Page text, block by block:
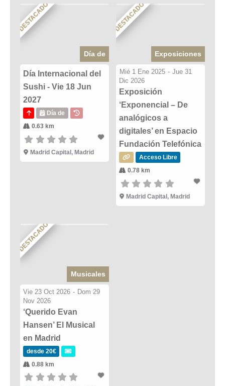
DESTACADO
Día de
Día Internacional del
Sushi - Vie 18 Jun
2027
Día de
0.63 km
Madrid Capital, Madrid
DESTACADO
Exposiciones
Mié 1 Ene 2025 - Jue 31
Dic 2026
Exposición
‘Exponencial – De
analógicos a
digitales’ en Espacio
Fundación Telefónica
Acceso Libre
0.78 km
Madrid Capital, Madrid
DESTACADO
Musicales
Vie 23 Oct 2026 - Dom 29
Nov 2026
‘Querido Evan
Hansen’ El Musical
en Madrid
desde 20€
0.88 km